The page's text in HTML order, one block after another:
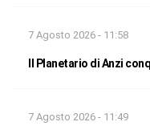
7 Agosto 2026 - 11:58
Il Planetario di Anzi
7 Agosto 2026 - 11:49